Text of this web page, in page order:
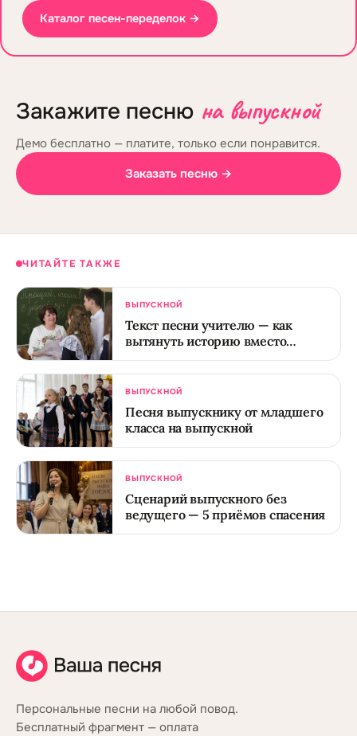
Каталог песен-переделок →
Закажите песню на выпускной
Демо бесплатно — платите, только если понравится.
Заказать песню →
ЧИТАЙТЕ ТАКЖЕ
ВЫПУСКНОЙ
Текст песни учителю — как
вытянуть историю вместо
дежурного спасибо
ВЫПУСКНОЙ
Песня выпускнику от младшего
класса на выпускной
ВЫПУСКНОЙ
Сценарий выпускного без
ведущего — 5 приёмов спасения
Персональные песни на любой повод.
Бесплатный фрагмент — оплата